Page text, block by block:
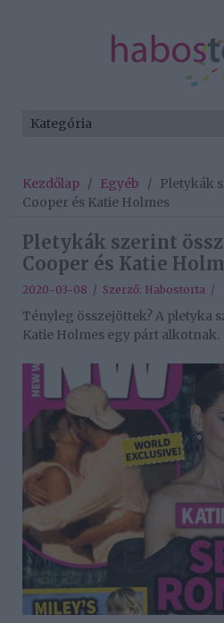
Kezdőlap / Egyéb / Pletykák
Cooper és Katie Holmes
Pletykák szerint
Cooper és Katie
2020-03-08 / Szerző: Habostorta /
Tényleg összejöttek? A pletyka
Katie Holmes egy párt alkotnak.